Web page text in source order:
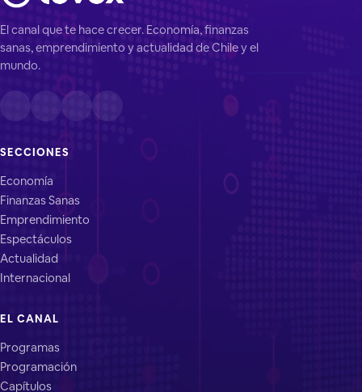
El canal que te hace crecer. Economía, finanzas
sanas, emprendimiento y actualidad de Chile y el
mundo.
SECCIONES
Economía
Finanzas Sanas
Emprendimiento
Espectáculos
Actualidad
Internacional
EL CANAL
Programas
Programación
Capítulos